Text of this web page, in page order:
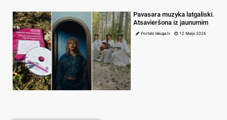
Pavasara muzyka latgaliski.
Atsavieršona iz jaunumim
Portals lakuga.lv 12 Maijs 2026